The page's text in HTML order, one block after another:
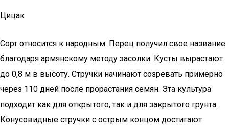
Цицак
Сорт относится к народным. Перец получил свое название
благодаря армянскому методу засолки. Кусты вырастают
до 0,8 м в высоту. Стручки начинают созревать примерно
через 110 дней после прорастания семян. Эта культура
подходит как для открытого, так и для закрытого грунта.
Конусовидные стручки с острым концом достигают